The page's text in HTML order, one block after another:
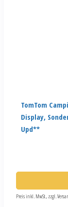
TomTom
Display,
Upd**
Preis inkl. MwSt., zzgl.